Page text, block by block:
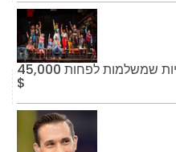
לא אמן רעב: 10 משרות יצירתיות שמשלמות לפחות 45,000
$